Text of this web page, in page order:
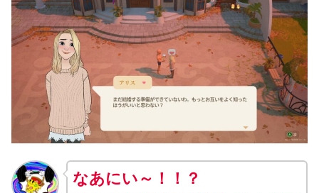
なあにい ～ ！！？